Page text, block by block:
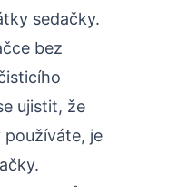
sedačky.
bez
ujistit, že
je